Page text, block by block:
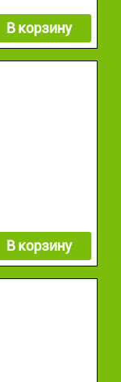
В корзину
В корзину